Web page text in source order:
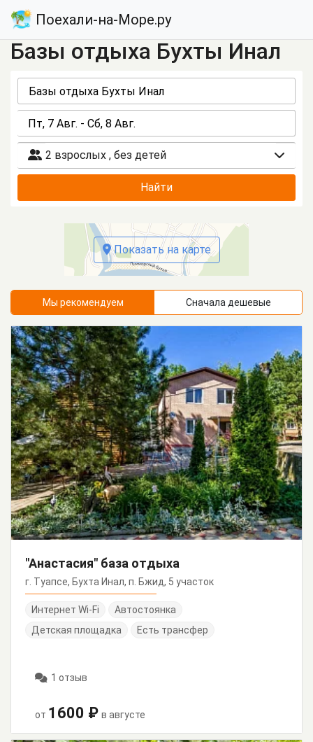
Поехали-на-Море.ру
Базы отдыха Бухты Инал
2 взрослых , без детей
Найти
Показать на карте
Мы рекомендуем Сначала дешевые
"Анастасия" база отдыха
г. Туапсе, Бухта Инал, п. Бжид, 5 участок
Интернет Wi-Fi
Автостоянка
Детская площадка
Есть трансфер
1 отзыв
от 1600 ₽ в августе